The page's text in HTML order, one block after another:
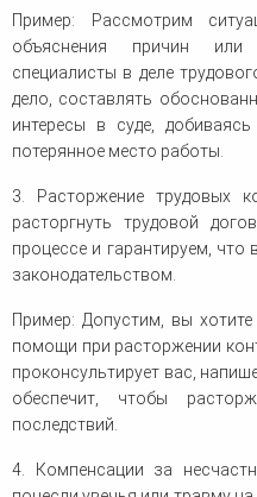
Пример: Рассмотрим
объяснения причин
специалисты в деле
дело, составлять
интересы в суде,
потерянное место работы.
3. Расторжение трудовых
расторгнуть трудовой
процессе и гарантируем,
законодательством.
Пример: Допустим, вы
помощи при расторжении
проконсультирует вас,
обеспечит, чтобы
последствий.
4. Компенсации за